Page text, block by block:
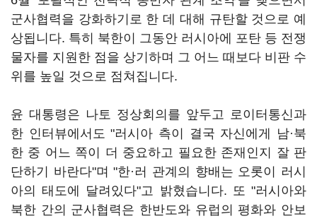
군사협력을 강화하기로 한 데 대해 규탄할 것으로 예
상됩니다. 특히 북한이 그동안 러시아에 포탄 등 전쟁
물자를 지원한 점을 상기하며 그 어느 때보다 비판 수
위를 높일 것으로 점쳐집니다.
윤 대통령은 나토 정상회의를 앞두고 로이터통신과
한 인터뷰에서도 "러시아 측이 결국 자신에게 남·북
한 중 어느 쪽이 더 중요하고 필요한 존재인지 잘 판
단하기 바란다"며 "한·러 관계의 향배는 오롯이 러시
아의 태도에 달려있다"고 밝혔습니다. 또 "러시아와
북한 간의 군사협력은 한반도와 유럽의 평화와 안보